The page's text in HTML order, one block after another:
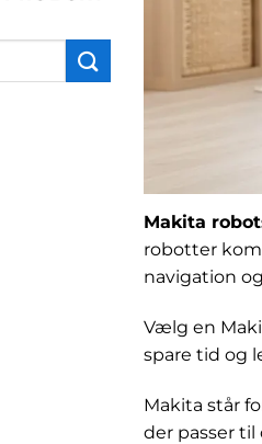
Makita
robotter
navigation
Vælg en
spare tid og
Makita står
der passer til